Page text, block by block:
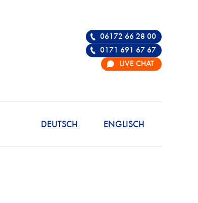
ENGLISCH
DEUTSCH
06172 66 28 00
0171 691 67 67
LIVE CHAT